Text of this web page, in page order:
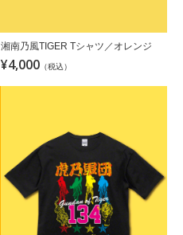
湘南乃風TIGER Tシャツ／オレンジ
¥4,000 （税込）